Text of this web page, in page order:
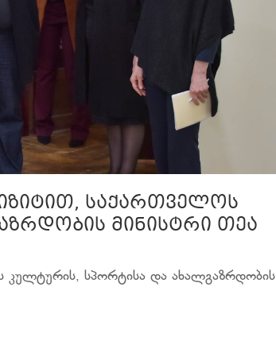
საქართველოს
მინისტრი თეა
კულტურის, სპორტისა და ახალგაზრდობის